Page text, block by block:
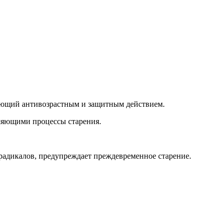
антивозрастным и защитным действием.
процессы старения.
предупреждает преждевременное старение.